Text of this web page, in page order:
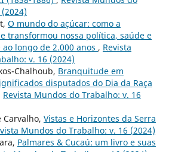
O mundo do açúcar: como a
transformou nossa política, saúde e
longo de 2.000 anos , Revista
v. 16 (2024)
Chalhoub, Branquitude em
disputados do Dia da Raça
Revista Mundos do Trabalho: v. 16
Carvalho, Vistas e Horizontes da Serra
Mundos do Trabalho: v. 16 (2024)
Palmares & Cucaú: um livro e suas